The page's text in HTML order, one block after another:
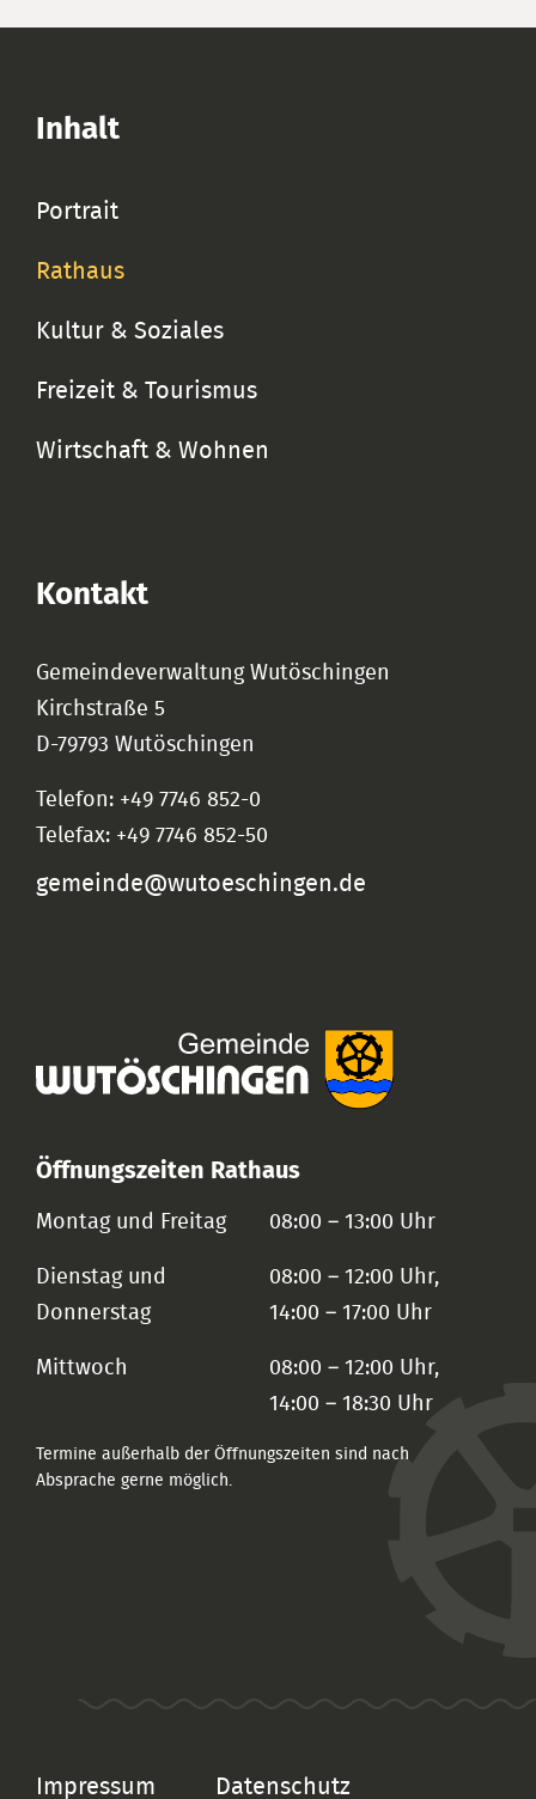
Inhalt
Portrait
Rathaus
Kultur & Soziales
Freizeit & Tourismus
Wirtschaft & Wohnen
Kontakt
Gemeindeverwaltung Wutöschingen
Kirchstraße 5
D-79793 Wutöschingen
Telefon: +49 7746 852-0
Telefax: +49 7746 852-50
gemeinde@wutoeschingen.de
Öffnungszeiten Rathaus
Montag und Freitag 08:00 – 13:00 Uhr
Dienstag und
Donnerstag
08:00 – 12:00 Uhr,
14:00 – 17:00 Uhr
Mittwoch
08:00 – 12:00 Uhr,
14:00 – 18:30 Uhr
Termine außerhalb der Öffnungszeiten sind nach
Absprache gerne möglich.
Impressum Datenschutz